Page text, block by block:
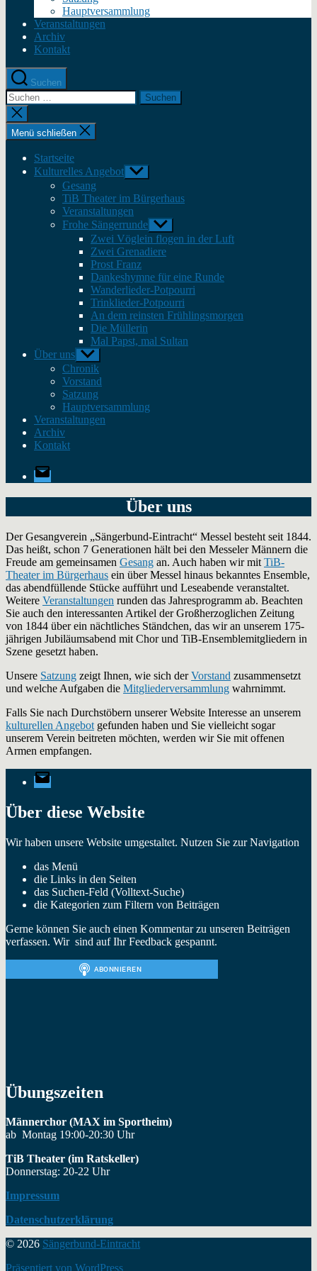
Hauptversammlung
Veranstaltungen
Archiv
Kontakt
Suchen
Suche
nach:
Suche
schließen
Menü schließen
Startseite
Kulturelles Angebot Untermenü
anzeigen
Gesang
TiB Theater im Bürgerhaus
Veranstaltungen
Frohe Sängerrunde Untermenü
anzeigen
Zwei Vöglein flogen in der Luft
Zwei Grenadiere
Prost Franz
Dankeshymne für eine Runde
Wanderlieder-Potpourri
Trinklieder-Potpourri
An dem reinsten Frühlingsmorgen
Die Müllerin
Mal Papst, mal Sultan
Über uns Untermenü
anzeigen
Chronik
Vorstand
Satzung
Hauptversammlung
Veranstaltungen
Archiv
Kontakt
E-
Mail
Über uns
Der Gesangverein „Sängerbund-Eintracht“ Messel besteht seit 1844.
Das heißt, schon 7 Generationen hält bei den Messeler Männern die
Freude am gemeinsamen Gesang an. Auch haben wir mit TiB-
Theater im Bürgerhaus ein über Messel hinaus bekanntes Ensemble,
das abendfüllende Stücke aufführt und Leseabende veranstaltet.
Weitere Veranstaltungen runden das Jahresprogramm ab. Beachten
Sie auch den interessanten Artikel der Großherzoglichen Zeitung
von 1844 über ein nächtliches Ständchen, das wir an unserem 175-
jährigen Jubiläumsabend mit Chor und TiB-Ensemblemitgliedern in
Szene gesetzt haben.
Unsere Satzung zeigt Ihnen, wie sich derVorstand zusammensetzt
und welche Aufgaben die Mitgliederversammlung wahrnimmt.
Falls Sie nach Durchstöbern unserer Website Interesse an unserem
kulturellen Angebot gefunden haben und Sie vielleicht sogar
unserem Verein beitreten möchten, werden wir Sie mit offenen
Armen empfangen.
E-
Mail
Über diese Website
Wir haben unsere Website umgestaltet. Nutzen Sie zur Navigation
das Menü
die Links in den Seiten
das Suchen-Feld (Volltext-Suche)
die Kategorien zum Filtern von Beiträgen
Gerne können Sie auch einen Kommentar zu unseren Beiträgen
verfassen. Wir sind auf Ihr Feedback gespannt.
Übungszeiten
Männerchor (MAX im Sportheim)
ab Montag 19:00-20:30 Uhr
TiB Theater (im Ratskeller)
Donnerstag: 20-22 Uhr
Impressum
Datenschutzerklärung
© 2026 Sängerbund-Eintracht
Präsentiert von WordPress